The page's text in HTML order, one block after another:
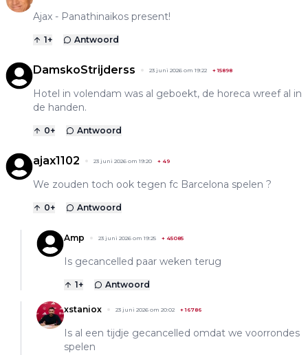
Ajax - Panathinaikos present!
1+ Antwoord
DamskoStrijderss 23 juni 2026 om 19:22 +15898
Hotel in volendam was al geboekt, de horeca wreef al in
de handen.
0+ Antwoord
ajax1102 23 juni 2026 om 19:20 + 49
We zouden toch ook tegen fc Barcelona spelen ?
0+ Antwoord
Amp 23 juni 2026 om 19:25 + 45085
Is gecancelled paar weken terug
1+ Antwoord
xstaniox 23 juni 2026 om 20:02 +16786
Is al een tijdje gecancelled omdat we voorrondes
spelen